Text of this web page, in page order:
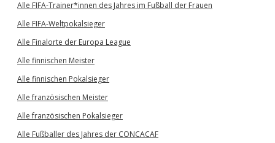
Alle FIFA-Trainer*innen des Jahres im Fußball der Frauen
Alle FIFA-Weltpokalsieger
Alle Finalorte der Europa League
Alle finnischen Meister
Alle finnischen Pokalsieger
Alle französischen Meister
Alle französischen Pokalsieger
Alle Fußballer des Jahres der CONCACAF